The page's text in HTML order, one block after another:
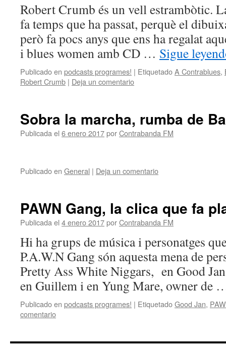
Robert Crumb és un vell estrambòtic.
fa temps que ha passat, perquè el
però fa pocs anys que ens ha regalat
i blues women amb CD … Sigue
Publicado en podcasts programes! | EtiquetadoA Contrablues,
Robert Crumb | Deja un comentario
Sobra la marcha, rumba de
Publicada el 6 enero 2017porContrabanda FM
Publicado en General | Deja un comentario
PAWN Gang, la clica que fa
Publicada el 4 enero 2017porContrabanda FM
Hi ha grups de música i personatges
P.A.W.N Gang són aquesta mena de
Pretty Ass White Niggars, en Good
en Guillem i en Yung Mare, owner de
Publicado en podcasts programes! | EtiquetadoGood Jan,
comentario